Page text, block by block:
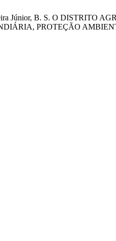
Júnior, B. S. O DISTRITO
PROTEÇÃO